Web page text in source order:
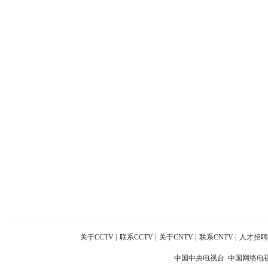
关于CCTV 联系CCTV 关于CNTV 联系CNTV 人才招聘
中国中央电视台 中国网络电